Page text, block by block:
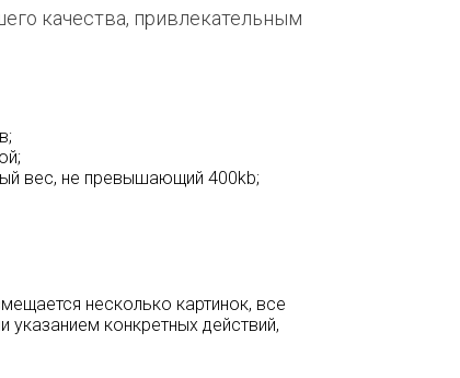
качества, привлекательным
вес, не превышающий 400kb;
несколько картинок, все
конкретных действий,